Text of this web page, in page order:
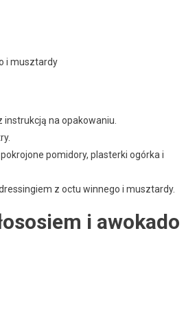
i musztardy
instrukcją na opakowaniu.
pomidory, plasterki ogórka i
z octu winnego i musztardy.
i awokado